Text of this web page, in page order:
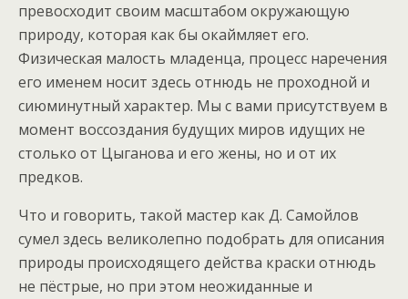
превосходит своим масштабом окружающую
природу, которая как бы окаймляет его.
Физическая малость младенца, процесс наречения
его именем носит здесь отнюдь не проходной и
сиюминутный характер. Мы с вами присутствуем в
момент воссоздания будущих миров идущих не
столько от Цыганова и его жены, но и от их
предков.
Что и говорить, такой мастер как Д. Самойлов
сумел здесь великолепно подобрать для описания
природы происходящего действа краски отнюдь
не пёстрые, но при этом неожиданные и